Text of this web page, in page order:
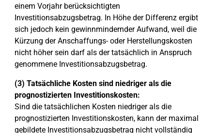
einem Vorjahr berücksichtigten
Investitionsabzugsbetrag. In Höhe der Differenz ergibt
sich jedoch kein gewinnmindernder Aufwand, weil die
Kürzung der Anschaffungs- oder Herstellungskosten
nicht höher sein darf als der tatsächlich in Anspruch
genommene Investitionsabzugsbetrag.
(3) Tatsächliche Kosten sind niedriger als die
prognostizierten Investitionskosten:
Sind die tatsächlichen Kosten niedriger als die
prognostizierten Investitionskosten, kann der maximal
gebildete Investitionsabzugsbetrag nicht vollständig